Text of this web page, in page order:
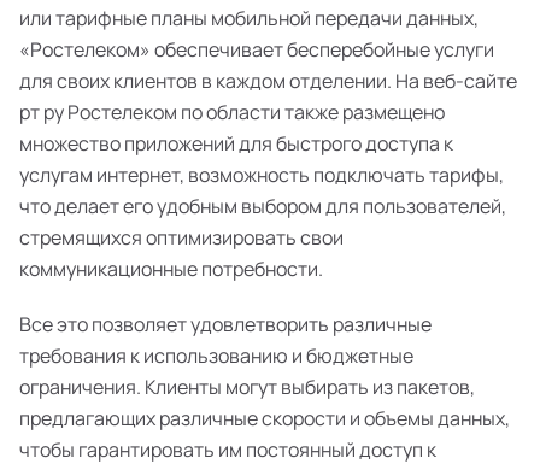
или тарифные планы мобильной передачи данных,
«Ростелеком» обеспечивает бесперебойные услуги
для своих клиентов в каждом отделении. На веб-сайте
рт ру Ростелеком по области также размещено
множество приложений для быстрого доступа к
услугам интернет, возможность подключать тарифы,
что делает его удобным выбором для пользователей,
стремящихся оптимизировать свои
коммуникационные потребности.
Все это позволяет удовлетворить различные
требования к использованию и бюджетные
ограничения. Клиенты могут выбирать из пакетов,
предлагающих различные скорости и объемы данных,
чтобы гарантировать им постоянный доступ к